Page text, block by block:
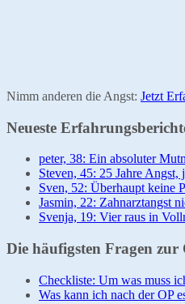
Nimm anderen die Angst: Jetzt
Neueste
peter, 38: Ein absoluter
Steven, 45: 25 Jahre
Sven, 52: Überhaupt keine
Jasmin, 22: Zahnarztangst
Svenja, 19: Vier raus in
Die häufigsten Fragen zur
Checkliste: Um was muss
Was kann ich nach der OP